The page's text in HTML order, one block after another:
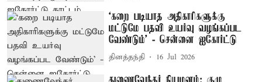
‘கறை படியாத அதிகாரிகளுக்கு
மட்டுமே பதவி உயர்வு வழங்கப்பட
வேண்டும்’ - சென்னை ஐகோர்ட்டு
தினத்தந்தி 16 Jul 2026